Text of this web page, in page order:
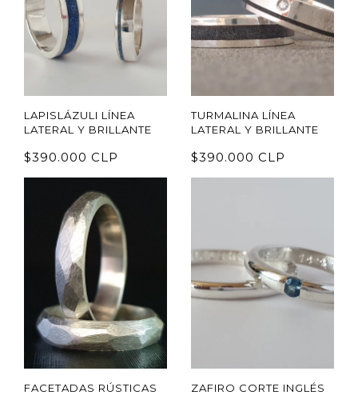
LAPISLÁZULI LÍNEA
LATERAL Y BRILLANTE
$390.000 CLP
TURMALINA LÍNEA
LATERAL Y BRILLANTE
$390.000 CLP
FACETADAS RÚSTICAS ZAFIRO CORTE INGLÉS